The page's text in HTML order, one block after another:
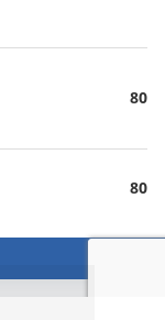
80
80